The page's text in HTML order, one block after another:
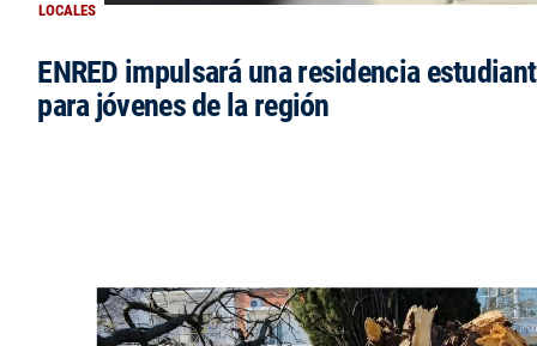
LOCALES
ENRED impulsará una residencia
para jóvenes de la región